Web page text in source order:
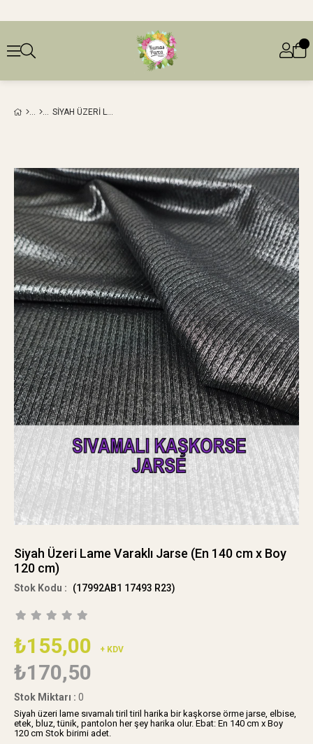
SIYAH ÜZERI LAME VARAKLI JARSE (EN 140 CM X BOY 120 CM)
Siyah Üzeri Lame Varaklı Jarse (En 140 cm x Boy
120 cm)
(17992AB1 17493 R23)
₺155,00 + KDV
₺170,50
Stok Miktarı : 0
Siyah üzeri lame sıvamalı tiril tiril harika bir kaşkorse örme jarse, elbise,
etek, bluz, tünik, pantolon her şey harika olur. Ebat: En 140 cm x Boy
120 cm Stok birimi adet.